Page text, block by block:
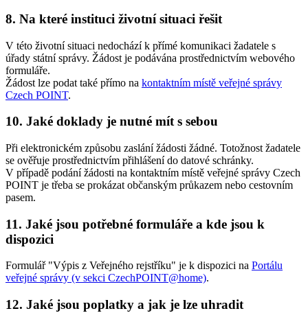
8. Na které instituci životní situaci řešit
V této životní situaci nedochází k přímé komunikaci žadatele s
úřady státní správy. Žádost je podávána prostřednictvím webového
formuláře.
Žádost lze podat také přímo na kontaktním místě veřejné správy
Czech POINT.
10. Jaké doklady je nutné mít s sebou
Při elektronickém způsobu zaslání žádosti žádné. Totožnost žadatele
se ověřuje prostřednictvím přihlášení do datové schránky.
V případě podání žádosti na kontaktním místě veřejné správy Czech
POINT je třeba se prokázat občanským průkazem nebo cestovním
pasem.
11. Jaké jsou potřebné formuláře a kde jsou k
dispozici
Formulář "Výpis z Veřejného rejstříku" je k dispozici na Portálu
veřejné správy (v sekci CzechPOINT@home).
12. Jaké jsou poplatky a jak je lze uhradit